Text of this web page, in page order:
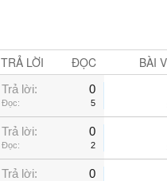
TRẢ LỜI ĐỌC BÀI
Trả lời: 0
Đọc: 5
Trả lời: 0
Đọc: 2
Trả lời: 0